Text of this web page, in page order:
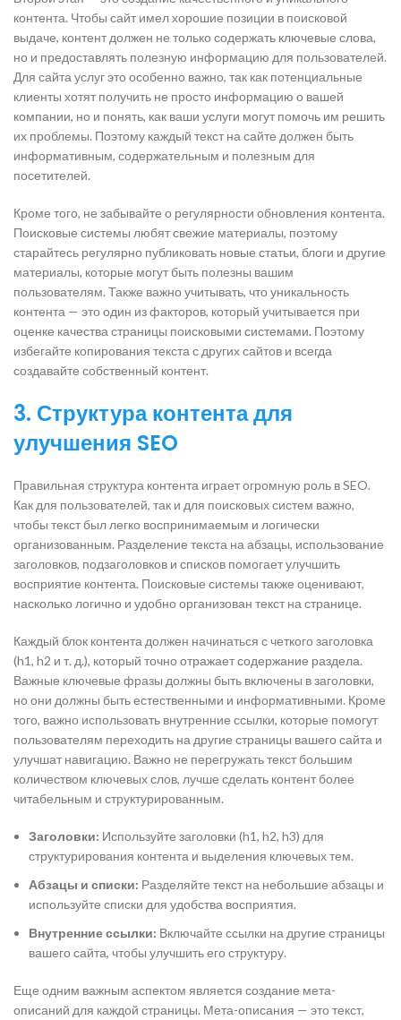
контента. Чтобы сайт имел хорошие позиции в поисковой
выдаче, контент должен не только содержать ключевые слова,
но и предоставлять полезную информацию для пользователей.
Для сайта услуг это особенно важно, так как потенциальные
клиенты хотят получить не просто информацию о вашей
компании, но и понять, как ваши услуги могут помочь им решить
их проблемы. Поэтому каждый текст на сайте должен быть
информативным, содержательным и полезным для
посетителей.
Кроме того, не забывайте о регулярности обновления контента.
Поисковые системы любят свежие материалы, поэтому
старайтесь регулярно публиковать новые статьи, блоги и другие
материалы, которые могут быть полезны вашим
пользователям. Также важно учитывать, что уникальность
контента — это один из факторов, который учитывается при
оценке качества страницы поисковыми системами. Поэтому
избегайте копирования текста с других сайтов и всегда
создавайте собственный контент.
3. Структура контента для
улучшения SEO
Правильная структура контента играет огромную роль в SEO.
Как для пользователей, так и для поисковых систем важно,
чтобы текст был легко воспринимаемым и логически
организованным. Разделение текста на абзацы, использование
заголовков, подзаголовков и списков помогает улучшить
восприятие контента. Поисковые системы также оценивают,
насколько логично и удобно организован текст на странице.
Каждый блок контента должен начинаться с четкого заголовка
(h1, h2 и т. д.), который точно отражает содержание раздела.
Важные ключевые фразы должны быть включены в заголовки,
но они должны быть естественными и информативными. Кроме
того, важно использовать внутренние ссылки, которые помогут
пользователям переходить на другие страницы вашего сайта и
улучшат навигацию. Важно не перегружать текст большим
количеством ключевых слов, лучше сделать контент более
читабельным и структурированным.
Заголовки: Используйте заголовки (h1, h2, h3) для
структурирования контента и выделения ключевых тем.
Абзацы и списки: Разделяйте текст на небольшие абзацы и
используйте списки для удобства восприятия.
Внутренние ссылки: Включайте ссылки на другие страницы
вашего сайта, чтобы улучшить его структуру.
Еще одним важным аспектом является создание мета-
описаний для каждой страницы. Мета-описания — это текст,